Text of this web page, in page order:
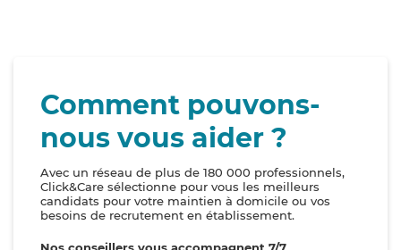
Comment pouvons-
nous vous aider ?
Avec un réseau de plus de 180 000 professionnels,
Click&Care sélectionne pour vous les meilleurs
candidats pour votre maintien à domicile ou vos
besoins de recrutement en établissement.